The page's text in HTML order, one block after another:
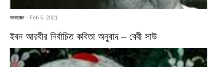
আবহমান - Feb 5, 2021
ইবন আরবীর নির্বাচিত কবিতা অনুবাদ – বেবী সাউ